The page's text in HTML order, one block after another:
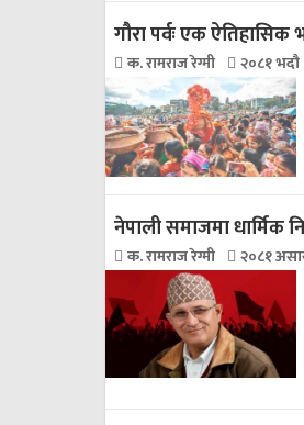
गौरा पर्वः एक ऐतिहासिक
क. रामराज रेग्मी २०८१ भदौ
नेपाली समाजमा धार्मिक
क. रामराज रेग्मी २०८१